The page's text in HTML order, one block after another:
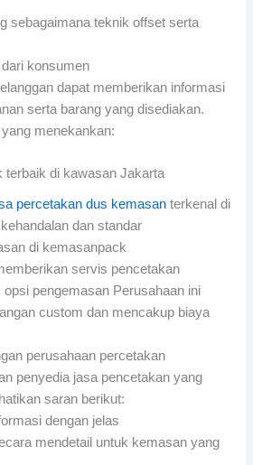
sebagaimana teknik offset serta
konsumen
dapat memberikan informasi
serta barang yang disediakan.
menekankan:
terbaik di kawasan Jakarta
percetakan dus kemasan terkenal di
dan standar
di kemasanpack
servis pencetakan
pengemasan Perusahaan ini
custom dan mencakup biaya
perusahaan percetakan
penyedia jasa pencetakan yang
saran berikut:
dengan jelas
mendetail untuk kemasan yang